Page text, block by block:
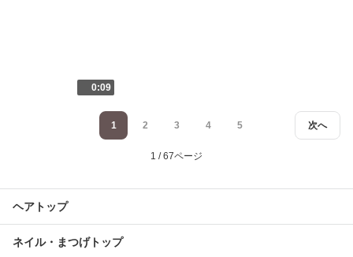
0:09
次へ
1 2 3 4 5
1 / 67ページ
ヘアトップ
ネイル・まつげトップ